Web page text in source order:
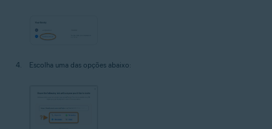
Escolha uma das opções abaixo: